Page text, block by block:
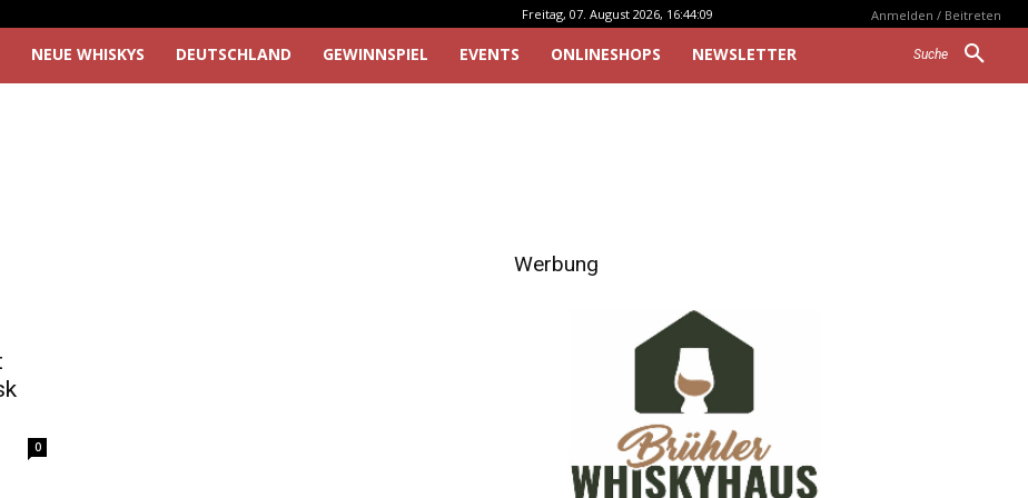
Freitag, 07. August 2026, 16:44:09 Anmelden / Beitreten
Suche
NEUE WHISKYS DEUTSCHLAND GEWINNSPIEL EVENTS ONLINESHOPS NEWSLETTER
0
Werbung